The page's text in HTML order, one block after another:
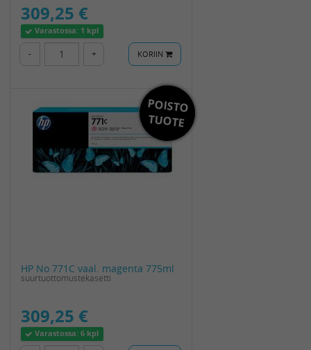
309,25 €
Varastossa: 1 kpl
- + KORIIN
Toimitus
0€
POISTO
TUOTE
HP No 771C vaal. magenta 775ml
suurtuottomustekasetti
309,25 €
Varastossa:6 kpl